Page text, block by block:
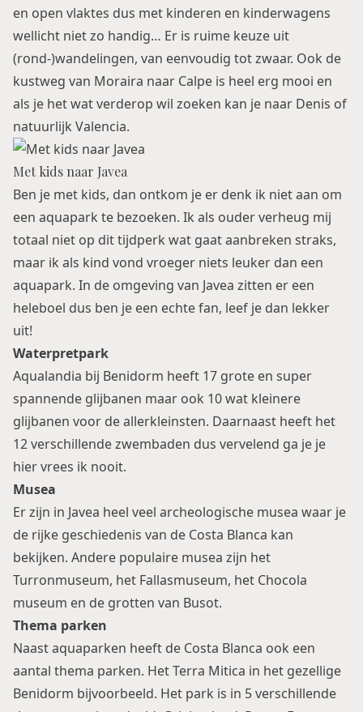
en open vlaktes dus met kinderen en kinderwagens
wellicht niet zo handig… Er is ruime keuze uit
(rond-)wandelingen, van eenvoudig tot zwaar. Ook de
kustweg van Moraira naar Calpe is heel erg mooi en
als je het wat verderop wil zoeken kan je naar Denis of
natuurlijk Valencia.
Met kids naar Javea
Ben je met kids, dan ontkom je er denk ik niet aan om
een aquapark te bezoeken. Ik als ouder verheug mij
totaal niet op dit tijdperk wat gaat aanbreken straks,
maar ik als kind vond vroeger niets leuker dan een
aquapark. In de omgeving van Javea zitten er een
heleboel dus ben je een echte fan, leef je dan lekker
uit!
Waterpretpark
Aqualandia bij Benidorm heeft 17 grote en super
spannende glijbanen maar ook 10 wat kleinere
glijbanen voor de allerkleinsten. Daarnaast heeft het
12 verschillende zwembaden dus vervelend ga je je
hier vrees ik nooit.
Musea
Er zijn in Javea heel veel archeologische musea waar je
de rijke geschiedenis van de Costa Blanca kan
bekijken. Andere populaire musea zijn het
Turronmuseum, het Fallasmuseum, het Chocola
museum en de grotten van Busot.
Thema parken
Naast aquaparken heeft de Costa Blanca ook een
aantal thema parken. Het Terra Mitica in het gezellige
Benidorm bijvoorbeeld. Het park is in 5 verschillende